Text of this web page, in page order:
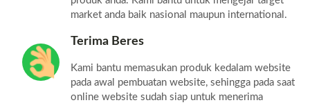
market anda baik nasional maupun international.
Terima Beres
Kami bantu memasukan produk kedalam website
pada awal pembuatan website, sehingga pada saat
online website sudah siap untuk menerima